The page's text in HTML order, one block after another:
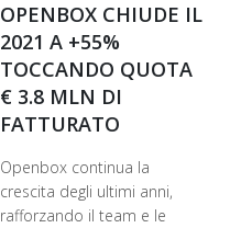
OPENBOX CHIUDE IL
2021 A +55%
TOCCANDO QUOTA
€ 3.8 MLN DI
FATTURATO
Openbox continua la
crescita degli ultimi anni,
rafforzando il team e le